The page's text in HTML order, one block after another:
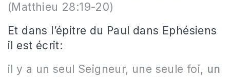
(Matthieu 28:19-20)
Et dans l’épitre du Paul dans Ephésiens
il est écrit:
il y a un seul Seigneur, une seule foi, un